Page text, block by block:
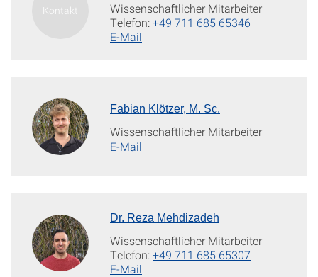
Wissenschaftlicher Mitarbeiter
Telefon:+49 711 685 65346
E-Mail
Fabian Klötzer, M. Sc.
Wissenschaftlicher Mitarbeiter
E-Mail
Dr. Reza Mehdizadeh
Wissenschaftlicher Mitarbeiter
Telefon:+49 711 685 65307
E-Mail